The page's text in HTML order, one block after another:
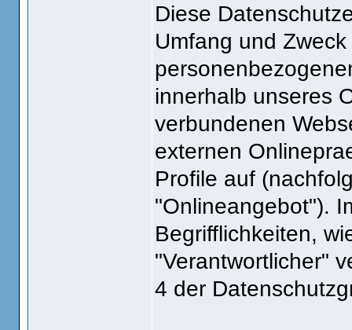
Diese
Umfang und
innerhalb unseres
verbundenen
externen
Profile auf
"Onlineangebot").
Begrifflichkeiten,
"Verantwortlicher"
4 der